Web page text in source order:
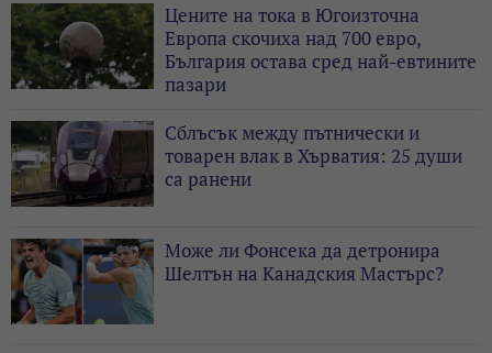
Цените на тока в Югоизточна
Европа скочиха над 700 евро,
България остава сред най-евтините
пазари
Сблъсък между пътнически и
товарен влак в Хърватия: 25 души
са ранени
Може ли Фонсека да детронира
Шелтън на Канадския Мастърс?